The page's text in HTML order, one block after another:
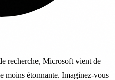
recherche, Microsoft vient de
moins étonnante. Imaginez-vous